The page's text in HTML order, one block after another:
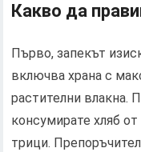
Какво да
Първо, запекът
включва храна с
растителни влакна.
консумирате хляб
трици.